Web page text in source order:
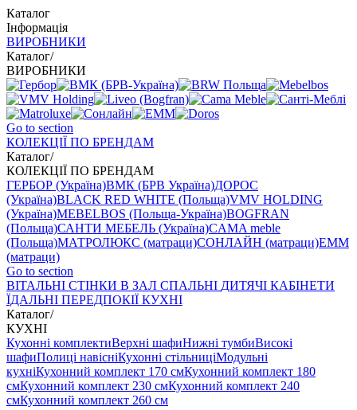
Каталог
Інформація
ВИРОБНИКИ
Каталог/
ВИРОБНИКИ
Go to section
КОЛЕКЦІЇ ПО БРЕНДАМ
Каталог/
КОЛЕКЦІЇ ПО БРЕНДАМ
ГЕРБОР (Україна)ВМК (БРВ Україна)ДОРОС
(Україна)BLACK RED WHITE (Польща)VMV HOLDING
(Україна)MEBELBOS (Польща-Україна)BOGFRAN
(Польща)САНТИ МЕБЕЛЬ (Україна)CAMA meble
(Польща)МАТРОЛЮКС (матраци)СОНЛАЙН (матраци)EMM
(матраци)
Go to section
ВIТАЛЬНI СТІНКИ В ЗАЛ СПАЛЬНІ ДИТЯЧІ КАБІНЕТИ
ЇДАЛЬНI ПЕРЕДПОКІЇ КУХНІ
Каталог/
КУХНІ
Кухонні комплектиВерхні шафиНижні тумбиВисокі
шафиПолиці навісніКухонні стільниціМодульні
кухніКухонний комплект 170 смКухонний комплект 180
смКухонний комплект 230 смКухонний комплект 240
смКухонний комплект 260 см